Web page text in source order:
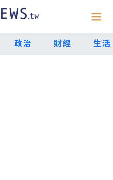
政治 財經 生活